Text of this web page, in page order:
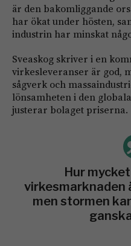
är den bakomliggande
har ökat under hösten,
industrin har minskat
Sveaskog skriver i en
virkesleveranser är god,
sågverk och
lönsamheten i den
justerar bolaget priserna.
Hur
virkesmarknaden
men stormen